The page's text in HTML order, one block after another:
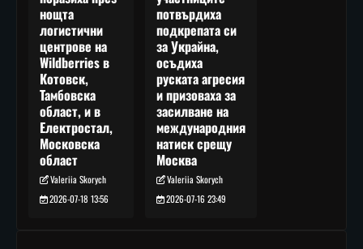
нощта
логистични
центрове на
Wildberries в
Котовск,
Тамбовска
област, и в
Електростал,
Московска
област
Valeriia Skorych
2026-07-18 13:56
потвърдиха
подкрепата си
за Украйна,
осъдиха
руската агресия
и призоваха за
засилване на
международния
натиск срещу
Москва
Valeriia Skorych
2026-07-16 23:49